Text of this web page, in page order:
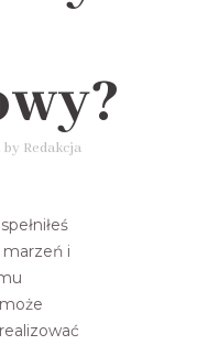
by Redakcja
i